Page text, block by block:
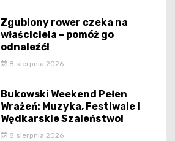
Zgubiony rower czeka na
właściciela – pomóż go
odnaleźć!
8 sierpnia 2026
Bukowski Weekend Pełen
Wrażeń: Muzyka, Festiwale i
Wędkarskie Szaleństwo!
8 sierpnia 2026